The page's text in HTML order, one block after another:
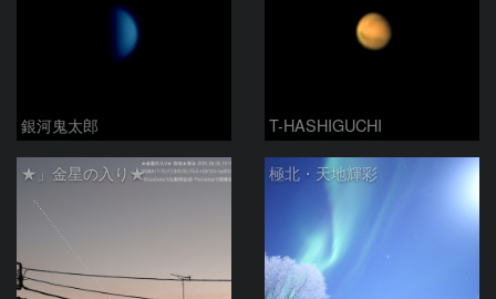
銀河鬼太郎 T-HASHIGUCHI
★」金星の入り★ 極北・天地輝彩